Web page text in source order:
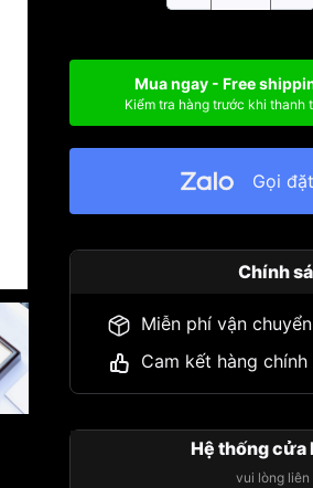
Mua ngay - Free
Kiểm tra hàng trước khi thanh
Gọi
Chính
Miễn phí vận chuyển
Cam kết hàng chính
Hệ thống
vui lòng liên